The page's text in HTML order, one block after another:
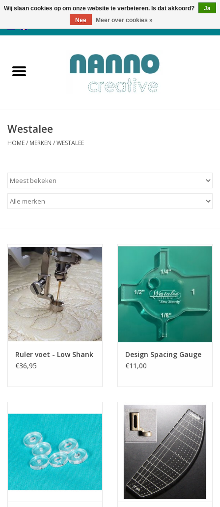
Producten
Nieuws
Koopjeshoek
Nanno Blog
Merken
Beloningen
Westalee
HOME/ MERKEN /WESTALEE
Ruler voet - Low Shank
€36,95
Design Spacing Gauge
€11,00
Wij slaan cookies op om onze website te verbeteren. Is dat akkoord?
Ja
Nee
Meer over cookies »